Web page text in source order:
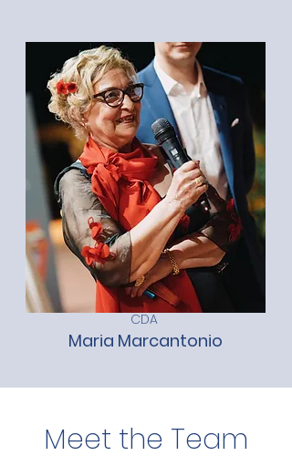
CDA
Maria Marcantonio
Meet the Team